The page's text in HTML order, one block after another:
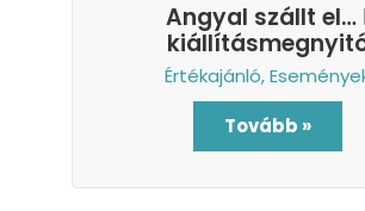
Angyal szállt el…
Értékajánló,
Tovább »